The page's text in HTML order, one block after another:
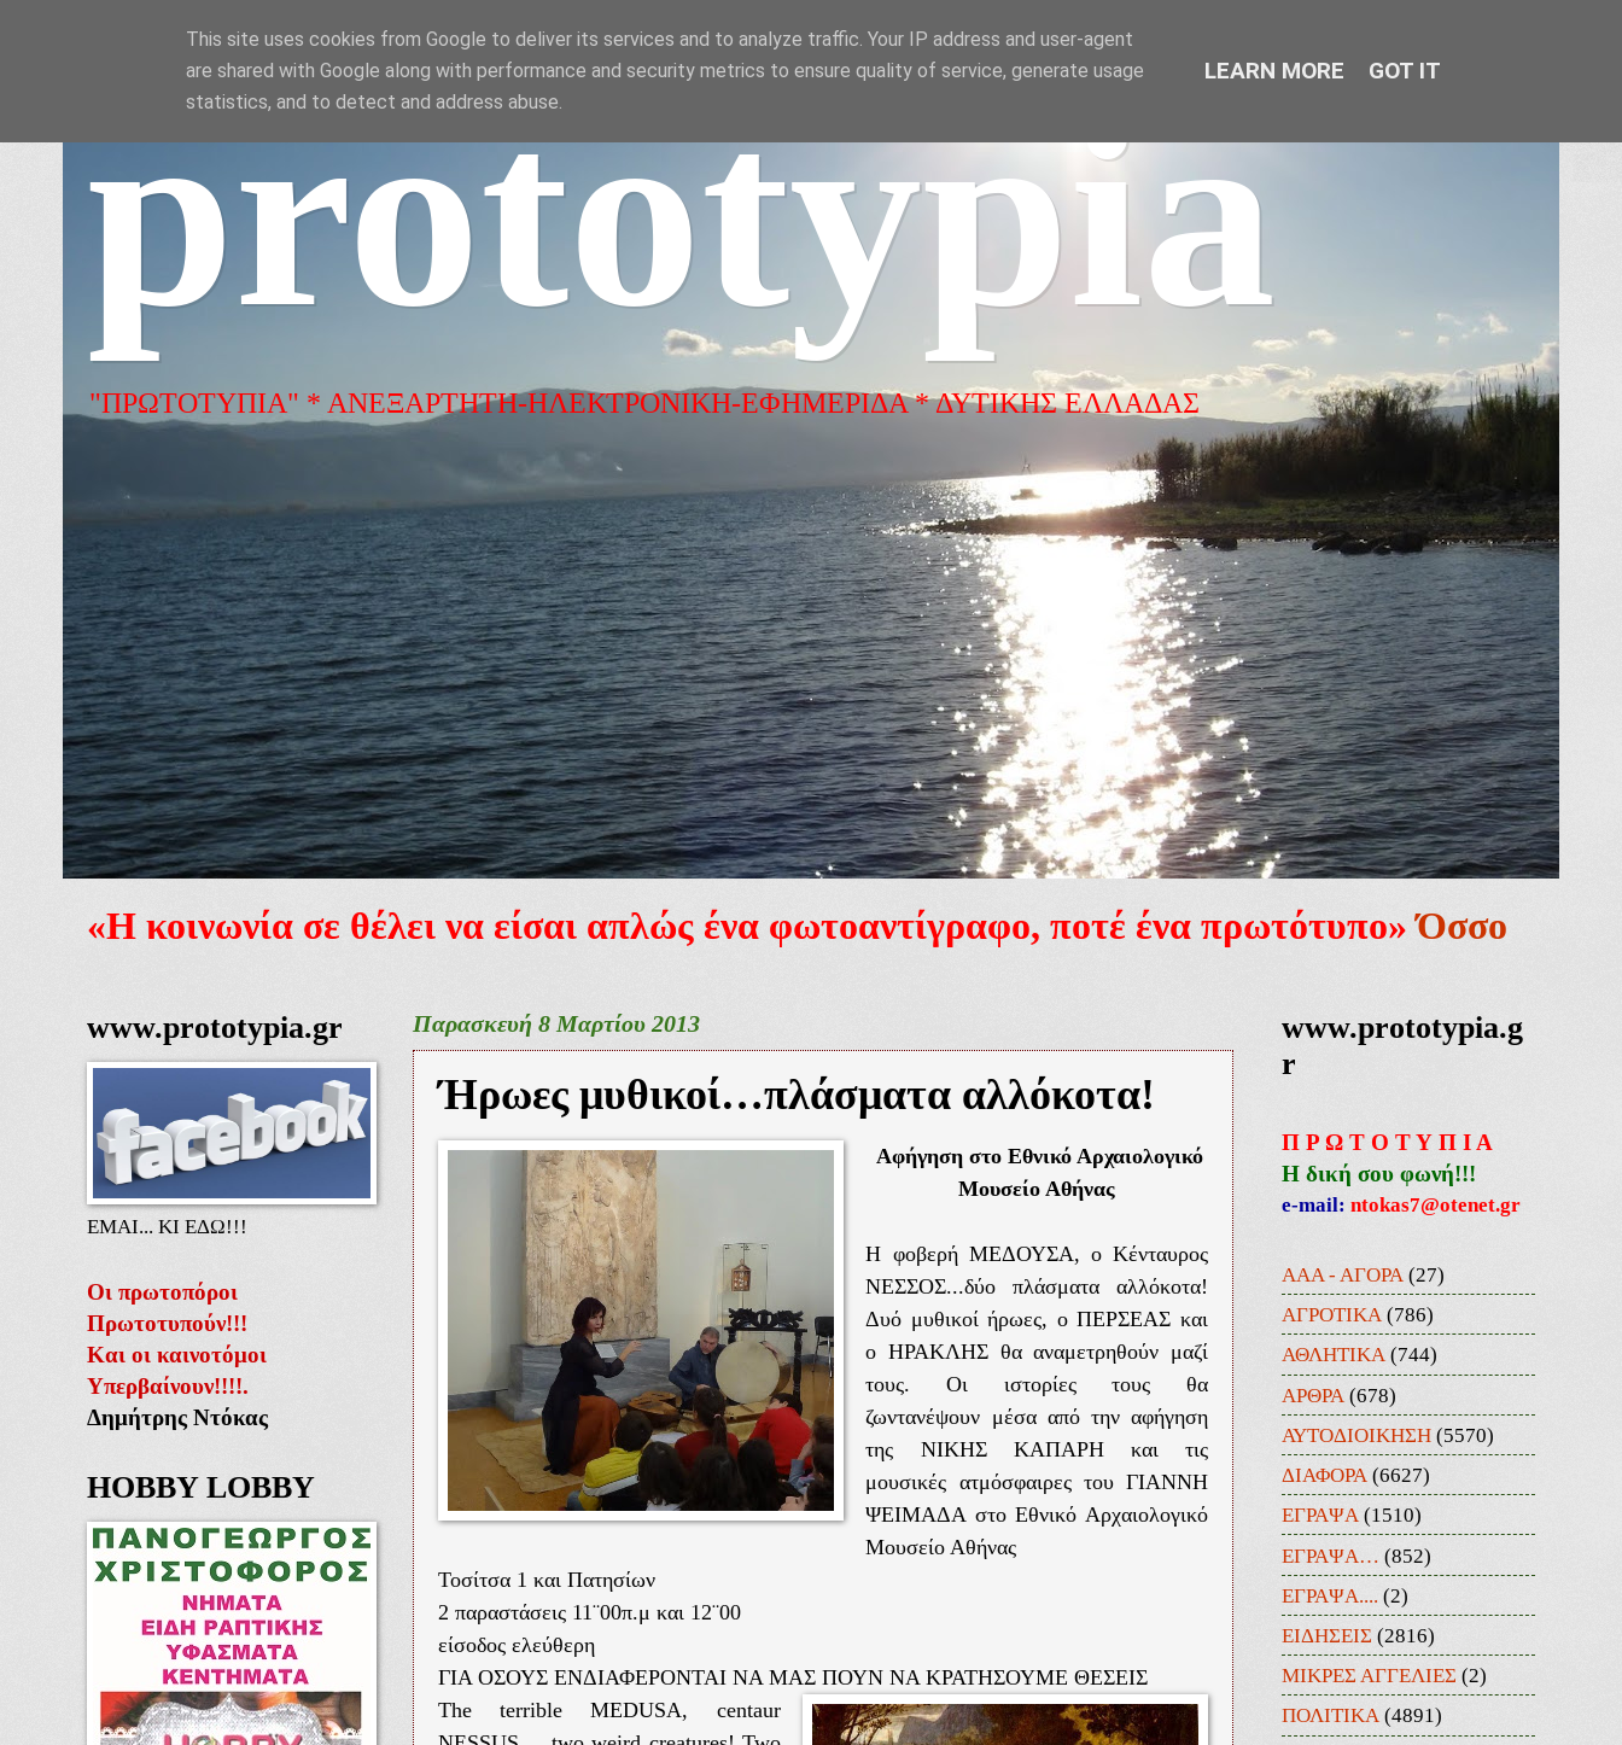
prototypia
"ΠΡΩΤΟΤΥΠΙΑ" * ΑΝΕΞΑΡΤΗΤΗ-ΗΛΕΚΤΡΟΝΙΚΗ-ΕΦΗΜΕΡΙΔΑ * ΔΥΤΙΚΗΣ ΕΛΛΑΔΑΣ
«Η κοινωνία σε θέλει να είσαι απλώς ένα φωτοαντίγραφο, ποτέ ένα πρωτότυπο» Όσσο
Παρασκευή 8 Μαρτίου 2013
Ήρωες μυθικοί…πλάσματα αλλόκοτα!
Αφήγηση στο Εθνικό Αρχαιολογικό
Μουσείο Αθήνας
Η φοβερή ΜΕΔΟΥΣΑ, ο Κένταυρος
ΝΕΣΣΟΣ...δύο πλάσματα αλλόκοτα!
Δυό μυθικοί ήρωες, ο ΠΕΡΣΕΑΣ και
ο ΗΡΑΚΛΗΣ θα αναμετρηθούν μαζί
τους. Οι ιστορίες τους θα
ζωντανέψουν μέσα από την αφήγηση
της ΝΙΚΗΣ ΚΑΠΑΡΗ και τις
μουσικές ατμόσφαιρες του ΓΙΑΝΝΗ
ΨΕΙΜΑΔΑ στο Εθνικό Αρχαιολογικό
Μουσείο Αθήνας
Τοσίτσα 1 και Πατησίων
2 παραστάσεις 11¨00π.μ και 12¨00
είσοδος ελεύθερη
ΓΙΑ ΟΣΟΥΣ ΕΝΔΙΑΦΕΡΟΝΤΑΙ ΝΑ ΜΑΣ ΠΟΥΝ ΝΑ ΚΡΑΤΗΣΟΥΜΕ ΘΕΣΕΙΣ
The terrible MEDUSA, centaur
www.prototypia.gr
ΕΜΑΙ... ΚΙ ΕΔΩ!!!
Οι πρωτοπόροι
Πρωτοτυπούν!!!
Και οι καινοτόμοι
Υπερβαίνουν!!!!.
Δημήτρης Ντόκας
HOBBY LOBBY
www.prototypia.g
r
Π Ρ Ω Τ Ο Τ Υ Π Ι Α
Η δική σου φωνή!!!
e-mail: ntokas7@otenet.gr
ΑΑΑ - ΑΓΟΡΑ (27)
ΑΓΡΟΤΙΚΑ (786)
ΑΘΛΗΤΙΚΑ (744)
ΑΡΘΡΑ (678)
ΑΥΤΟΔΙΟΙΚΗΣΗ (5570)
ΔΙΑΦΟΡΑ (6627)
ΕΓΡΑΨΑ (1510)
ΕΓΡΑΨΑ… (852)
ΕΓΡΑΨΑ.... (2)
ΕΙΔΗΣΕΙΣ (2816)
ΜΙΚΡΕΣ ΑΓΓΕΛΙΕΣ (2)
ΠΟΛΙΤΙΚΑ (4891)
This site uses cookies from Google to deliver its services and to analyze traffic. Your IP address and user-agent
are shared with Google along with performance and security metrics to ensure quality of service, generate usage
statistics, and to detect and address abuse.
LEARN MORE GOT IT